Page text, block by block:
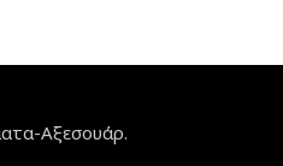
Αξεσουάρ.